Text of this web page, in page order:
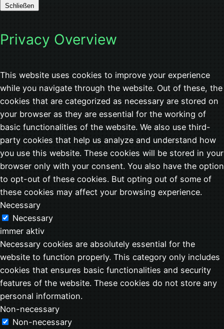
Schließen
Privacy Overview
This website uses cookies to improve your experience
while you navigate through the website. Out of these, the
cookies that are categorized as necessary are stored on
your browser as they are essential for the working of
basic functionalities of the website. We also use third-
party cookies that help us analyze and understand how
you use this website. These cookies will be stored in your
browser only with your consent. You also have the option
to opt-out of these cookies. But opting out of some of
these cookies may affect your browsing experience.
Necessary
Necessary
immer aktiv
Necessary cookies are absolutely essential for the
website to function properly. This category only includes
cookies that ensures basic functionalities and security
features of the website. These cookies do not store any
personal information.
Non-necessary
Non-necessary